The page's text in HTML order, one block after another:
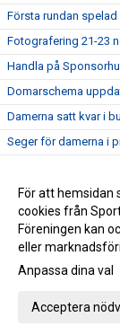
Första rundan
Fotografering 21-23
Handla på
Domarschema
Damerna satt kvar i
Seger för damerna i
Förlust mot Fjädern
Utlämning av material
För att hemsidan
cookies från
Föreningen kan
eller
Anpassa dina val
Acceptera